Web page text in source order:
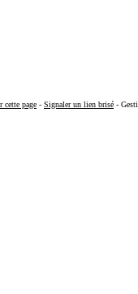
cette page - Signaler un lien brisé -